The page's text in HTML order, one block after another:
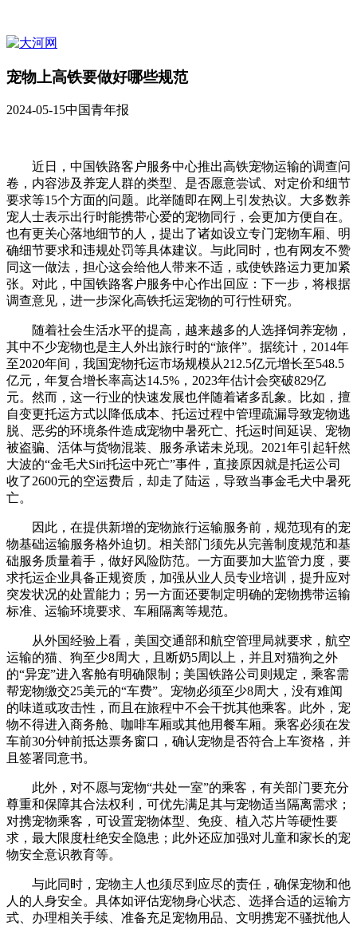
宠物上高铁要做好哪些规范
2024-05-15中国青年报
近日，中国铁路客户服务中心推出高铁宠物运输的调查问
卷，内容涉及养宠人群的类型、是否愿意尝试、对定价和细节
要求等15个方面的问题。此举随即在网上引发热议。大多数养
宠人士表示出行时能携带心爱的宠物同行，会更加方便自在。
也有更关心落地细节的人，提出了诸如设立专门宠物车厢、明
确细节要求和违规处罚等具体建议。与此同时，也有网友不赞
同这一做法，担心这会给他人带来不适，或使铁路运力更加紧
张。对此，中国铁路客户服务中心作出回应：下一步，将根据
调查意见，进一步深化高铁托运宠物的可行性研究。
随着社会生活水平的提高，越来越多的人选择饲养宠物，
其中不少宠物也是主人外出旅行时的“旅伴”。据统计，2014年
至2020年间，我国宠物托运市场规模从212.5亿元增长至548.5
亿元，年复合增长率高达14.5%，2023年估计会突破829亿
元。然而，这一行业的快速发展也伴随着诸多乱象。比如，擅
自变更托运方式以降低成本、托运过程中管理疏漏导致宠物逃
脱、恶劣的环境条件造成宠物中暑死亡、托运时间延误、宠物
被盗骗、活体与货物混装、服务承诺未兑现。2021年引起轩然
大波的“金毛犬Siri托运中死亡”事件，直接原因就是托运公司
收了2600元的空运费后，却走了陆运，导致当事金毛犬中暑死
亡。
因此，在提供新增的宠物旅行运输服务前，规范现有的宠
物基础运输服务格外迫切。相关部门须先从完善制度规范和基
础服务质量着手，做好风险防范。一方面要加大监管力度，要
求托运企业具备正规资质，加强从业人员专业培训，提升应对
突发状况的处置能力；另一方面还要制定明确的宠物携带运输
标准、运输环境要求、车厢隔离等规范。
从外国经验上看，美国交通部和航空管理局就要求，航空
运输的猫、狗至少8周大，且断奶5周以上，并且对猫狗之外
的“异宠”进入客舱有明确限制；美国铁路公司则规定，乘客需
帮宠物缴交25美元的“车费”。宠物必须至少8周大，没有难闻
的味道或攻击性，而且在旅程中不会干扰其他乘客。此外，宠
物不得进入商务舱、咖啡车厢或其他用餐车厢。乘客必须在发
车前30分钟前抵达票务窗口，确认宠物是否符合上车资格，并
且签署同意书。
此外，对不愿与宠物“共处一室”的乘客，有关部门要充分
尊重和保障其合法权利，可优先满足其与宠物适当隔离需求；
对携宠物乘客，可设置宠物体型、免疫、植入芯片等硬性要
求，最大限度杜绝安全隐患；此外还应加强对儿童和家长的宠
物安全意识教育等。
与此同时，宠物主人也须尽到应尽的责任，确保宠物和他
人的人身安全。具体如评估宠物身心状态、选择合适的运输方
式、办理相关手续、准备充足宠物用品、文明携宠不骚扰他人